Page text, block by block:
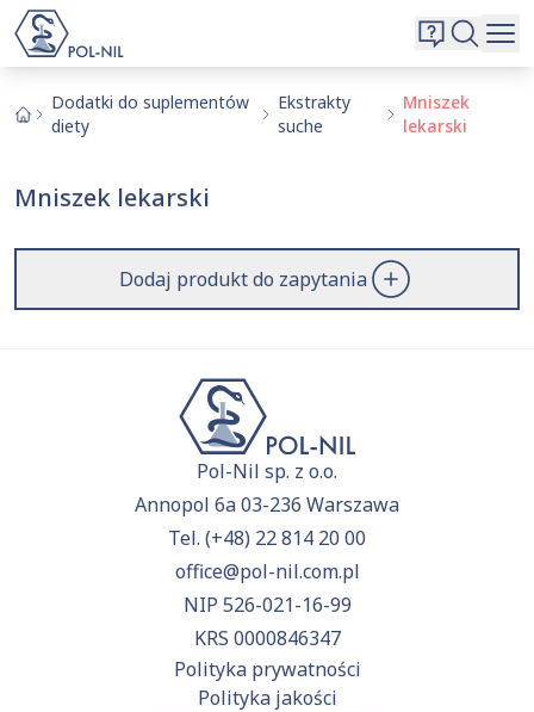
O nas
Kontakt
Dodatki do suplementów
diety
Ekstrakty
suche
Mniszek
lekarski
Mniszek lekarski
Dodaj produkt do zapytania
Pol-Nil sp. z o.o.
Annopol 6a 03-236 Warszawa
Tel. (+48) 22 814 20 00
office@pol-nil.com.pl
NIP 526-021-16-99
KRS 0000846347
Polityka prywatności
Polityka jakości
Wybrane surowce i substancje
Aktualnie niczego nie dodałeś do zapytania.
Wyszukiwarka
Szukaj